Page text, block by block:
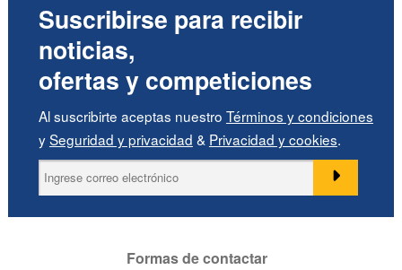
Suscribirse para recibir
noticias,
ofertas y competiciones
Al suscribirte aceptas nuestro Términos y condiciones
ySeguridad y privacidad & Privacidad y cookies.
Formas de contactar